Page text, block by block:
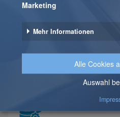
Verbinde Kundendaten,
Experiences.